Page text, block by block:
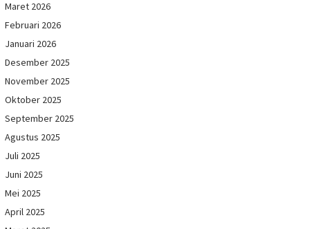
Maret 2026
Februari 2026
Januari 2026
Desember 2025
November 2025
Oktober 2025
September 2025
Agustus 2025
Juli 2025
Juni 2025
Mei 2025
April 2025